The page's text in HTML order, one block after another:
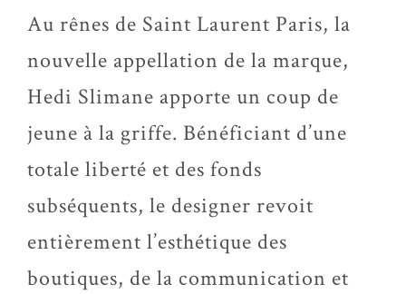
Au rênes de Saint Laurent Paris, la
nouvelle appellation de la marque,
Hedi Slimane apporte un coup de
jeune à la griffe. Bénéficiant d’une
totale liberté et des fonds
subséquents, le designer revoit
entièrement l’esthétique des
boutiques, de la communication et